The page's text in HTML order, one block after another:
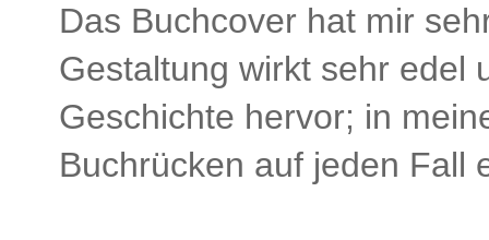
Das Buchcover hat mir
Gestaltung wirkt sehr edel
Geschichte hervor; in
Buchrücken auf jeden Fall